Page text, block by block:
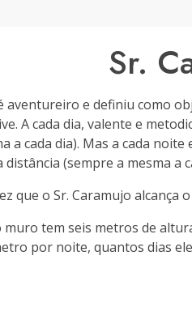
Sr.
aventureiro e definiu como
A cada dia, valente e
a cada dia). Mas a cada
(sempre a mesma a
que o Sr. Caramujo alcança
muro tem seis metros de
por noite, quantos dias